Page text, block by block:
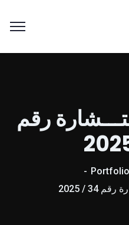
رقم
Portfolio
34 / 2025